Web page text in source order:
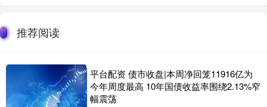
推荐阅读
平台配资 债市收盘|本周净回笼11916亿为
今年周度最高 10年国债收益率围绕2.13%窄
幅震荡